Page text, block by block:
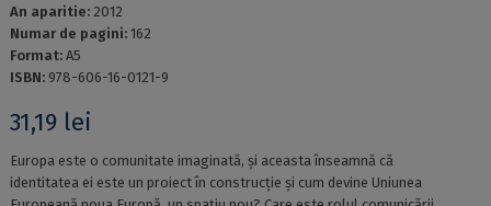
An aparitie: 2012
Numar de pagini: 162
Format: A5
ISBN: 978-606-16-0121-9
31,19 lei
Europa este o comunitate imaginată, și aceasta înseamnă că
identitatea ei este un proiect în construcție și cum devine Uniunea